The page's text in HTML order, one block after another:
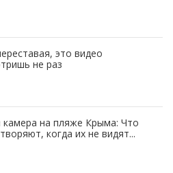
это видео
не раз
камера на пляже Крыма: Что
когда их не видят...